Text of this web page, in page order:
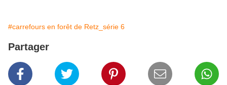
#carrefours en forêt de Retz_série 6
Partager